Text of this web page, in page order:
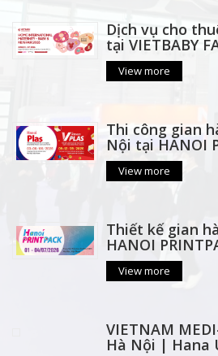
Dịch vụ cho
tại VIETBABY
View more
Thi công gian
Nội tại HANOI
View more
Thiết kế gian
HANOI
View more
VIETNAM
Hà Nội | Hana